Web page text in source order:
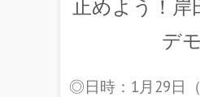
止めよう！岸
デモ
◎日時：1月29日